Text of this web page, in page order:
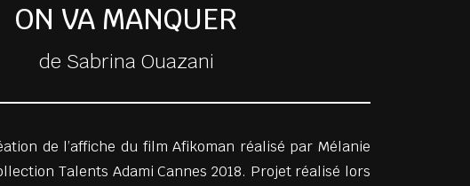
ON VA MANQUER
de Sabrina Ouazani
de l’affiche du film Afikoman réalisé par Mélanie
Talents Adami Cannes 2018. Projet réalisé lors